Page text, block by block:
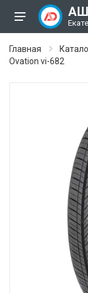
Главная
Ovation vi-682